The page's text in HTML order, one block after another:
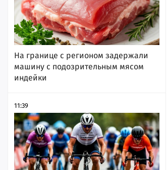
На границе с регионом задержали
машину с подозрительным мясом
индейки
11:39